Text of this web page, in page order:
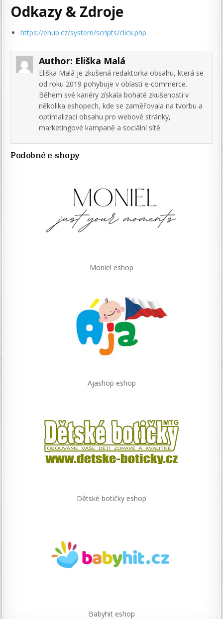
Odkazy & Zdroje
https://ehub.cz/system/scripts/click.php
Author: Eliška Malá
Eliška Malá je zkušená redaktorka obsahu, která se
od roku 2019 pohybuje v oblasti e-commerce.
Během své kariéry získala bohaté zkušenosti v
několika eshopech, kde se zaměřovala na tvorbu a
optimalizaci obsahu pro webové stránky,
marketingové kampaně a sociální sítě.
Podobné e-shopy
Moniel eshop
Ajashop eshop
Dětské botičky eshop
Babyhit eshop